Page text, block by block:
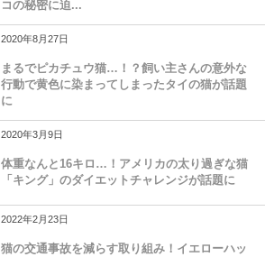
コの秘密に迫...
2020年8月27日
まるでピカチュウ猫…！？飼い主さんの意外な
行動で黄色に染まってしまったタイの猫が話題
に
2020年3月9日
体重なんと16キロ…！アメリカの太り過ぎな猫
「キング」のダイエットチャレンジが話題に
2022年2月23日
猫の交通事故を減らす取り組み！イエローハッ